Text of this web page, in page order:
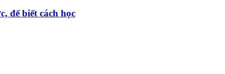
để biết cách học